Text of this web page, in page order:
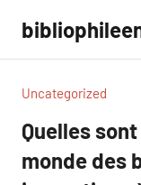
contenu
Uncategorized
Quelles
monde des